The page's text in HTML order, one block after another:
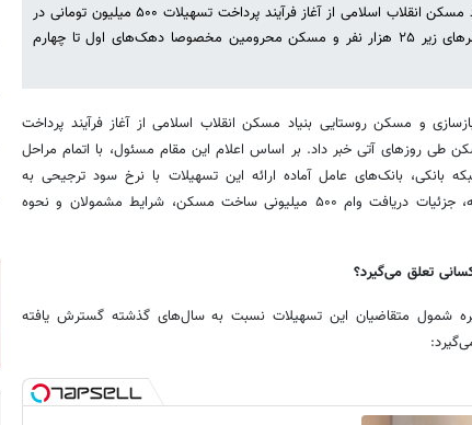
معاون بازسازی و مسکن روستایی بنیاد مسکن انقلاب اسلامی از آغاز فرآیند پرداخت تسهیلات ۵۰۰ میلیون تومانی در
سه بخش اصلی مسکن روستایی، شهرهای زیر ۲۵ هزار نفر و مسکن محرومین مخصوصا دهک‌های اول تا چهارم
و مسکن روستایی بنیاد مسکن انقلاب اسلامی از آغاز فرآیند پرداخت
ساخت مسکن طی روزهای آتی خبر داد. بر اساس اعلام این مقام مسئول، با اتمام مراحل
بانکی، بانک‌های عامل آماده ارائه این تسهیلات با نرخ سود ترجیحی به
متقاضیان واجد شرایط هستند. در ادامه، جزئیات دریافت وام ۵۰۰ میلیونی ساخت مسکن، شرایط مشمولان و نحوه
نوشت: در سال ۱۴۰۵، دایره شمول متقاضیان این تسهیلات نسبت به سال‌های گذشته گسترش یافته